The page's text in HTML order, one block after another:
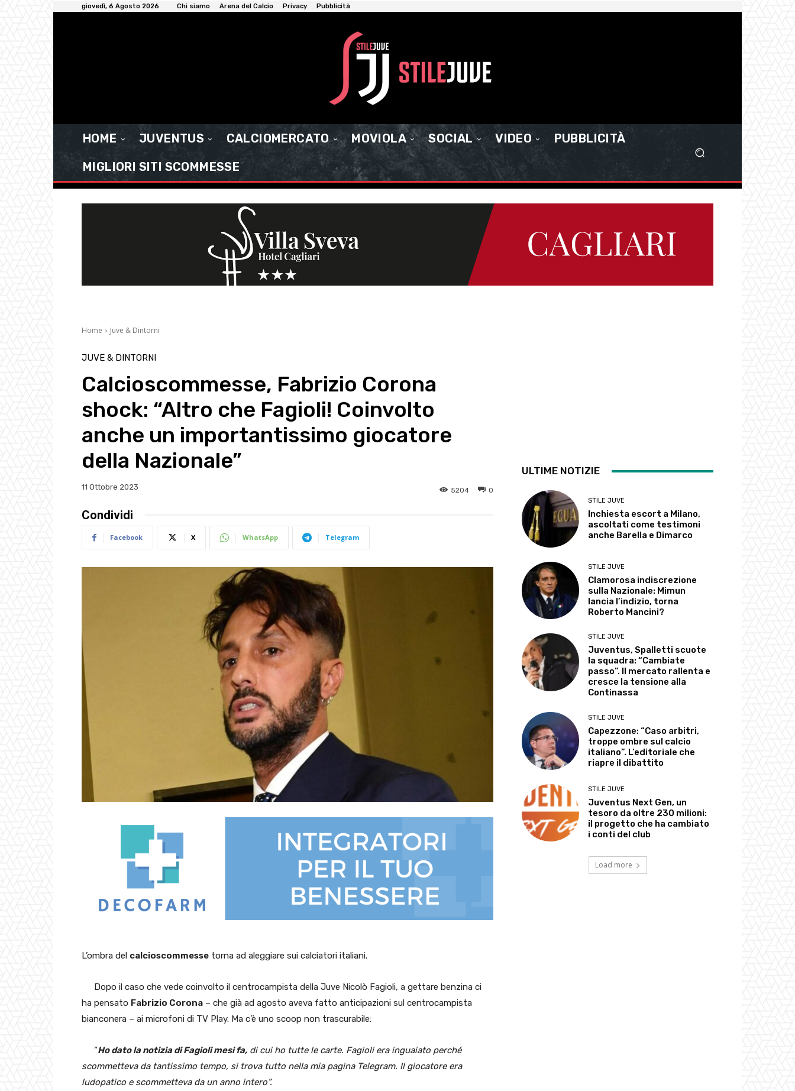
giovedì, 6 Agosto 2026 Chi siamo Arena del Calcio Privacy Pubblicità
HOME JUVENTUS CALCIOMERCATO MOVIOLA SOCIAL VIDEO
PUBBLICITÀ
MIGLIORI SITI SCOMMESSE
Home Juve & Dintorni
JUVE & DINTORNI
Calcioscommesse, Fabrizio Corona
shock: “Altro che Fagioli! Coinvolto
anche un importantissimo giocatore
della Nazionale”
11 Ottobre 2023 0
5204
Condividi
Facebook X WhatsApp Telegram
L’ombra del calcioscommesse torna ad aleggiare sui calciatori italiani.
Dopo il caso che vede coinvolto il centrocampista della Juve Nicolò Fagioli, a gettare benzina ci
ha pensato Fabrizio Corona – che già ad agosto aveva fatto anticipazioni sul centrocampista
bianconera – ai microfoni di TV Play. Ma c’è uno scoop non trascurabile:
“Ho dato la notizia di Fagioli mesi fa, di cui ho tutte le carte. Fagioli era inguaiato perché
scommetteva da tantissimo tempo, si trova tutto nella mia pagina Telegram. Il giocatore era
ludopatico e scommetteva da un anno intero”.
ULTIME NOTIZIE
STILE JUVE
Inchiesta escort a Milano,
ascoltati come testimoni
anche Barella e Dimarco
STILE JUVE
Clamorosa indiscrezione
sulla Nazionale: Mimun
lancia l’indizio, torna
Roberto Mancini?
STILE JUVE
Juventus, Spalletti scuote
la squadra: “Cambiate
passo”. Il mercato rallenta e
cresce la tensione alla
Continassa
STILE JUVE
Capezzone: “Caso arbitri,
troppe ombre sul calcio
italiano”. L’editoriale che
riapre il dibattito
STILE JUVE
Juventus Next Gen, un
tesoro da oltre 230 milioni:
il progetto che ha cambiato
i conti del club
Load more